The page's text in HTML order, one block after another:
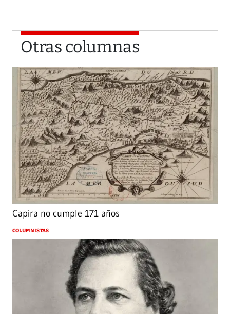
Otras columnas
Capira no cumple 171 años
COLUMNISTAS